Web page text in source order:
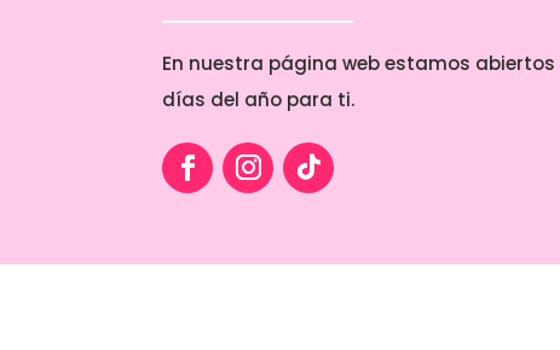
En nuestra página web estamos
días del año para ti.